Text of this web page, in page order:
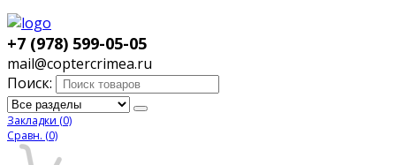
+7 (978) 599-05-05
mail@coptercrimea.ru
Поиск:
Закладки (0)
Сравн. (0)